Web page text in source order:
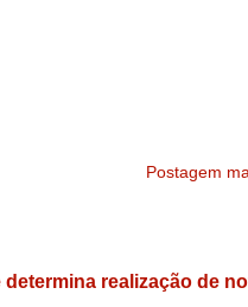
Postagem
realização de